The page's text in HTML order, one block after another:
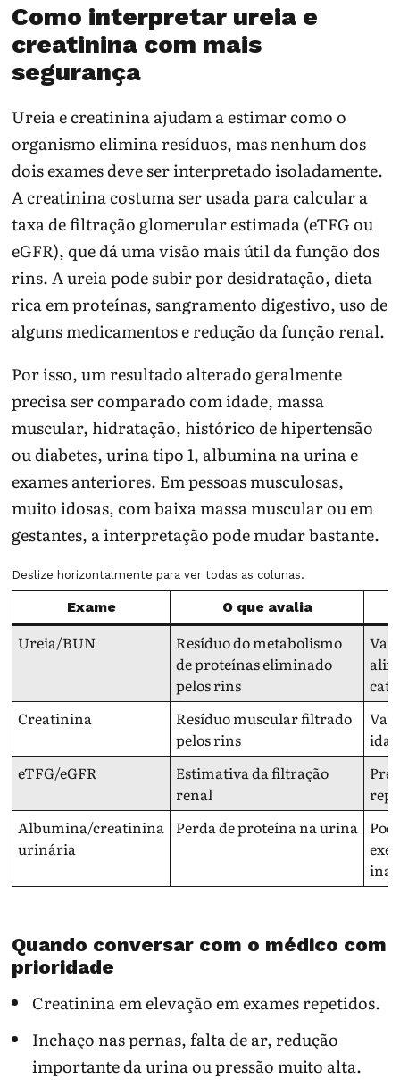
Como interpretar ureia e
creatinina com mais
segurança
Ureia e creatinina ajudam a estimar como o
organismo elimina resíduos, mas nenhum dos
dois exames deve ser interpretado isoladamente.
A creatinina costuma ser usada para calcular a
taxa de filtração glomerular estimada (eTFG ou
eGFR), que dá uma visão mais útil da função dos
rins. A ureia pode subir por desidratação, dieta
rica em proteínas, sangramento digestivo, uso de
alguns medicamentos e redução da função renal.
Por isso, um resultado alterado geralmente
precisa ser comparado com idade, massa
muscular, hidratação, histórico de hipertensão
ou diabetes, urina tipo 1, albumina na urina e
exames anteriores. Em pessoas musculosas,
muito idosas, com baixa massa muscular ou em
gestantes, a interpretação pode mudar bastante.
Deslize horizontalmente para ver todas as colunas.
Exame O que avalia
Ureia/BUN
Resíduo do metabolismo
de proteínas eliminado
pelos rins
Creatinina
Resíduo muscular filtrado
pelos rins
eTFG/eGFR
Estimativa da filtração
renal
Albumina/creatinina
urinária
Perda de proteína na urina
Quando conversar com o médico com
prioridade
Creatinina em elevação em exames repetidos.
Inchaço nas pernas, falta de ar, redução
importante da urina ou pressão muito alta.